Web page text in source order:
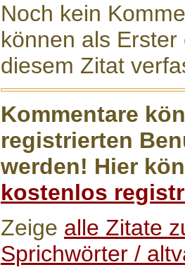
Noch kein
können als
diesem Zitat
Kommentare
registrierten
werden! Hier
kostenlos
Zeige alle Zitate
Sprichwörter /